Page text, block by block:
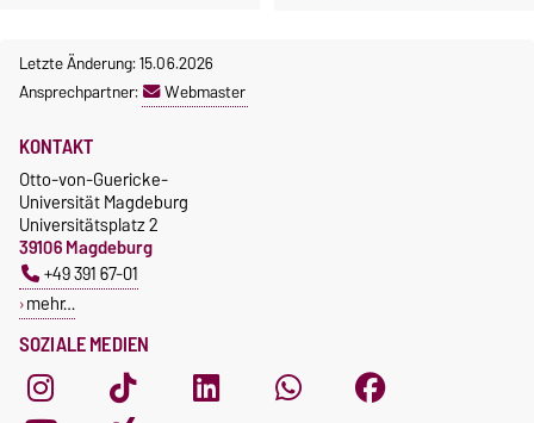
Letzte Änderung: 15.06.2026
Ansprechpartner:
Webmaster
SOZIALE MEDIEN
KONTAKT
Otto-von-Guericke-
Universität Magdeburg
Universitätsplatz 2
39106 Magdeburg
+49 391 67-01
mehr…